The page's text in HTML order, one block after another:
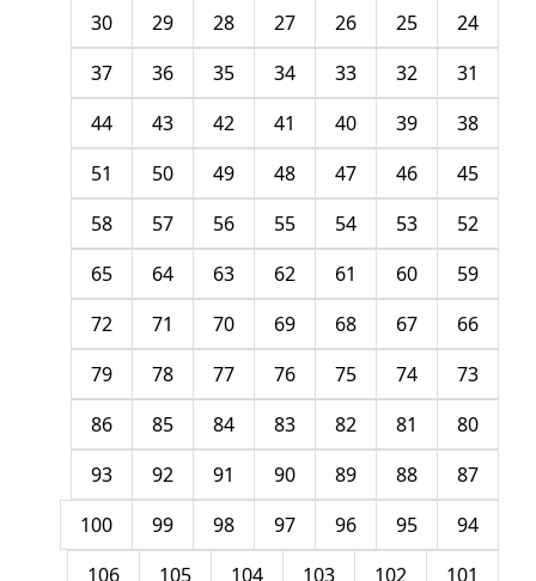
24
25
26
27
28
29
30
31
32
33
34
35
36
37
38
39
40
41
42
43
44
45
46
47
48
49
50
51
52
53
54
55
56
57
58
59
60
61
62
63
64
65
66
67
68
69
70
71
72
73
74
75
76
77
78
79
80
81
82
83
84
85
86
87
88
89
90
91
92
93
94
95
96
97
98
99
100
101
102
103
104
105
106